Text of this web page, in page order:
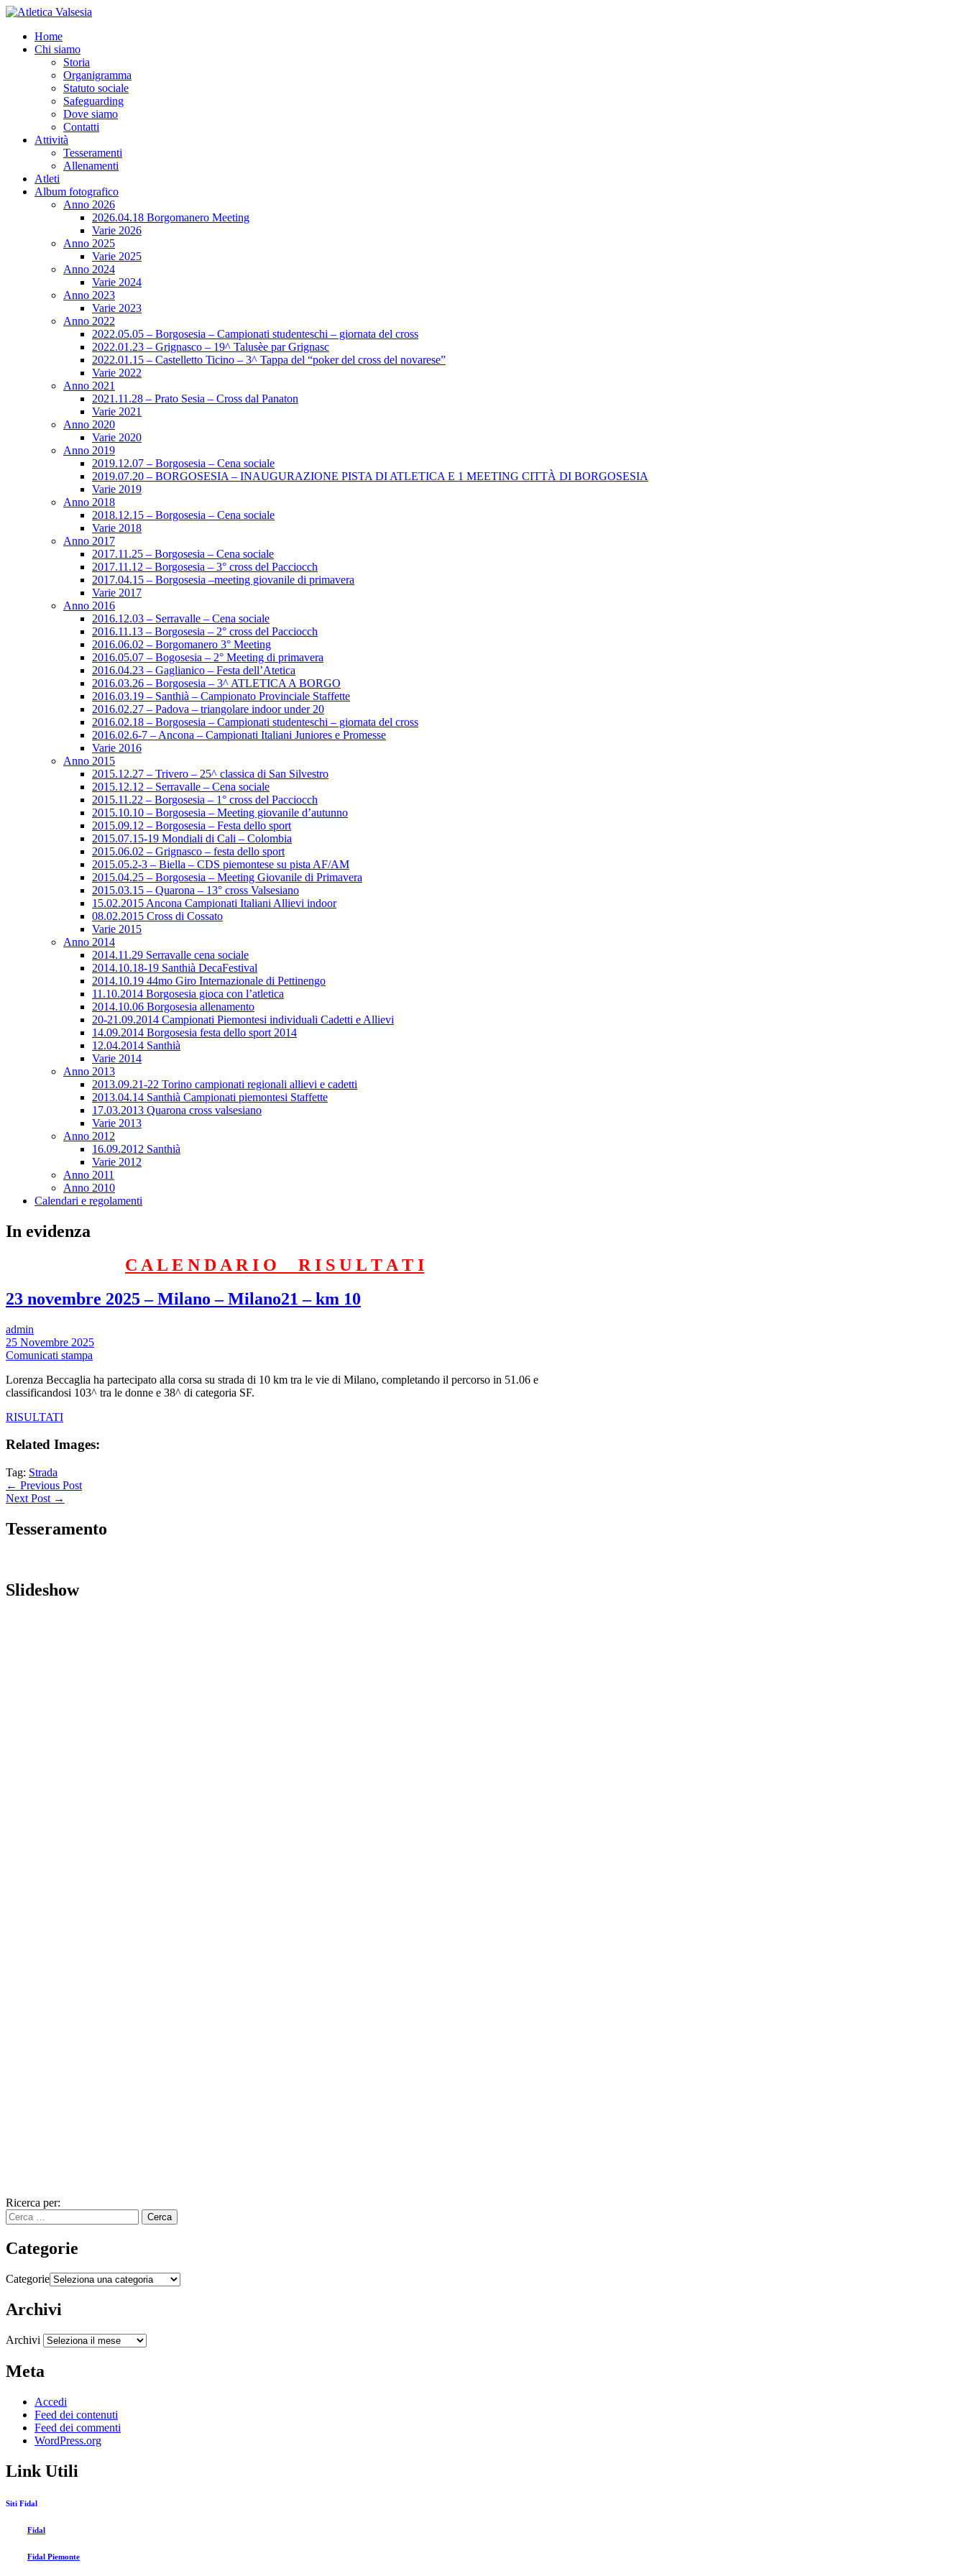
Home
Chi siamo
Storia
Organigramma
Statuto sociale
Safeguarding
Dove siamo
Contatti
Attività
Tesseramenti
Allenamenti
Atleti
Album fotografico
Anno 2026
2026.04.18 Borgomanero Meeting
Varie 2026
Anno 2025
Varie 2025
Anno 2024
Varie 2024
Anno 2023
Varie 2023
Anno 2022
2022.05.05 – Borgosesia – Campionati studenteschi – giornata del cross
2022.01.23 – Grignasco – 19^ Talusèe par Grignasc
2022.01.15 – Castelletto Ticino – 3^ Tappa del “poker del cross del novarese”
Varie 2022
Anno 2021
2021.11.28 – Prato Sesia – Cross dal Panaton
Varie 2021
Anno 2020
Varie 2020
Anno 2019
2019.12.07 – Borgosesia – Cena sociale
2019.07.20 – BORGOSESIA – INAUGURAZIONE PISTA DI ATLETICA E 1 MEETING CITTÀ DI BORGOSESIA
Varie 2019
Anno 2018
2018.12.15 – Borgosesia – Cena sociale
Varie 2018
Anno 2017
2017.11.25 – Borgosesia – Cena sociale
2017.11.12 – Borgosesia – 3° cross del Pacciocch
2017.04.15 – Borgosesia –meeting giovanile di primavera
Varie 2017
Anno 2016
2016.12.03 – Serravalle – Cena sociale
2016.11.13 – Borgosesia – 2° cross del Pacciocch
2016.06.02 – Borgomanero 3° Meeting
2016.05.07 – Bogosesia – 2° Meeting di primavera
2016.04.23 – Gaglianico – Festa dell’Atetica
2016.03.26 – Borgosesia – 3^ ATLETICA A BORGO
2016.03.19 – Santhià – Campionato Provinciale Staffette
2016.02.27 – Padova – triangolare indoor under 20
2016.02.18 – Borgosesia – Campionati studenteschi – giornata del cross
2016.02.6-7 – Ancona – Campionati Italiani Juniores e Promesse
Varie 2016
Anno 2015
2015.12.27 – Trivero – 25^ classica di San Silvestro
2015.12.12 – Serravalle – Cena sociale
2015.11.22 – Borgosesia – 1° cross del Pacciocch
2015.10.10 – Borgosesia – Meeting giovanile d’autunno
2015.09.12 – Borgosesia – Festa dello sport
2015.07.15-19 Mondiali di Cali – Colombia
2015.06.02 – Grignasco – festa dello sport
2015.05.2-3 – Biella – CDS piemontese su pista AF/AM
2015.04.25 – Borgosesia – Meeting Giovanile di Primavera
2015.03.15 – Quarona – 13° cross Valsesiano
15.02.2015 Ancona Campionati Italiani Allievi indoor
08.02.2015 Cross di Cossato
Varie 2015
Anno 2014
2014.11.29 Serravalle cena sociale
2014.10.18-19 Santhià DecaFestival
2014.10.19 44mo Giro Internazionale di Pettinengo
11.10.2014 Borgosesia gioca con l’atletica
2014.10.06 Borgosesia allenamento
20-21.09.2014 Campionati Piemontesi individuali Cadetti e Allievi
14.09.2014 Borgosesia festa dello sport 2014
12.04.2014 Santhià
Varie 2014
Anno 2013
2013.09.21-22 Torino campionati regionali allievi e cadetti
2013.04.14 Santhià Campionati piemontesi Staffette
17.03.2013 Quarona cross valsesiano
Varie 2013
Anno 2012
16.09.2012 Santhià
Varie 2012
Anno 2011
Anno 2010
Calendari e regolamenti
In evidenza
C A L E N D A R I O R I S U L T A T I
23 novembre 2025 – Milano – Milano21 – km 10
admin
25 Novembre 2025
Comunicati stampa
Lorenza Beccaglia ha partecipato alla corsa su strada di 10 km tra le vie di Milano, completando il percorso in 51.06 e
classificandosi 103^ tra le donne e 38^ di categoria SF.
RISULTATI
Related Images:
Tag: Strada
← Previous Post
Next Post →
Tesseramento
Slideshow
Ricerca per:
Categorie
Categorie
Archivi
Archivi
Meta
Accedi
Feed dei contenuti
Feed dei commenti
WordPress.org
Link Utili
Siti Fidal
Fidal
Fidal Piemonte